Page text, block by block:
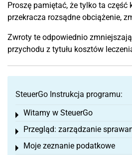
Proszę pamiętać, że tylko ta część
przekracza rozsądne obciążenie,
Zwroty te odpowiednio
przychodu z tytułu kosztów
SteuerGo Instrukcja programu:
Witamy w SteuerGo
Toggle menu
Przegląd: zarządzanie
Toggle menu
Moje zeznanie podatkowe
Toggle menu